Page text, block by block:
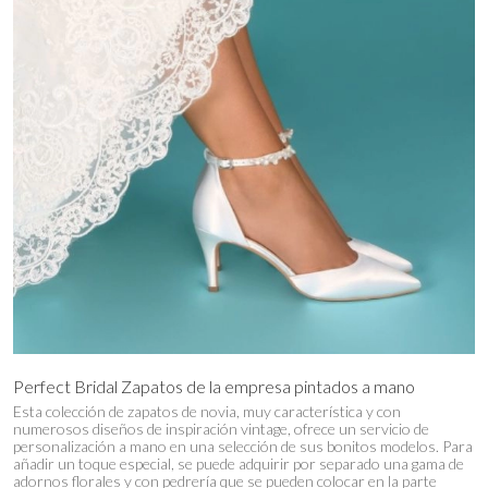
Perfect Bridal Zapatos de la empresa pintados a mano
Esta colección de zapatos de novia, muy característica y con
numerosos diseños de inspiración vintage, ofrece un servicio de
personalización a mano en una selección de sus bonitos modelos. Para
añadir un toque especial, se puede adquirir por separado una gama de
adornos florales y con pedrería que se pueden colocar en la parte